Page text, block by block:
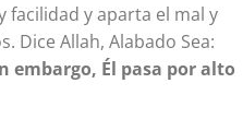
y aparta el mal y
Dice Allah, Alabado Sea:
embargo, Él pasa por alto